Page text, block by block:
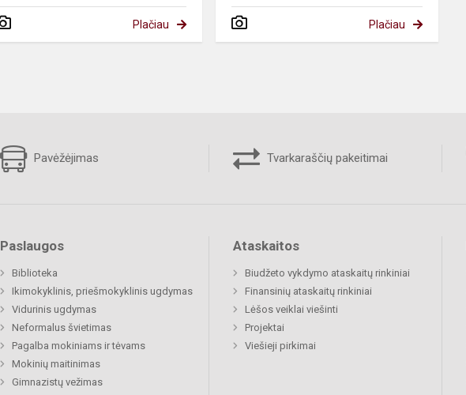
Plačiau Plačiau
Pavėžėjimas Tvarkaraščių pakeitimai
Paslaugos
Biblioteka
Ikimokyklinis, priešmokyklinis ugdymas
Vidurinis ugdymas
Neformalus švietimas
Pagalba mokiniams ir tėvams
Mokinių maitinimas
Gimnazistų vežimas
Ataskaitos
Biudžeto vykdymo ataskaitų rinkiniai
Finansinių ataskaitų rinkiniai
Lėšos veiklai viešinti
Projektai
Viešieji pirkimai